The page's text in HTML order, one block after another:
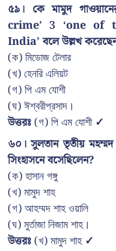
৫৯। কে মামুদ
crime’ 3 ‘one of
India’ বলে উল্লখ
(ক) মিডোজ টেলার
(খ) হেনরি এলিয়ট
(গ) পি এম যোশী
(ঘ) ঈশ্বরীপ্রসাদ।
উত্তরঃ(গ) পি এম যোশী ✓
৬০। সুলতান তৃতীয় মহম্মদ
সিংহাসনে বসেছিলেন?
(ক) হাসান গঙ্গু
(খ) মামুদ শাহ
(গ) আহম্মদ শাহ ওয়ালি
(ঘ) মুর্তাজা নিজাম শাহ।
উত্তরঃ(খ) মামুদ শাহ ✓